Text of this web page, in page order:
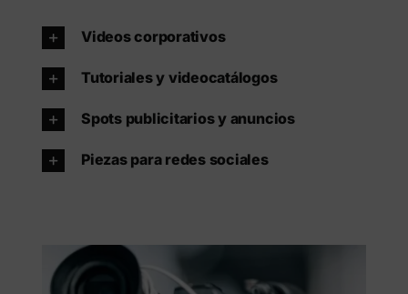
Videos corporativos
Tutoriales y videocatálogos
Spots publicitarios y anuncios
Piezas para redes sociales